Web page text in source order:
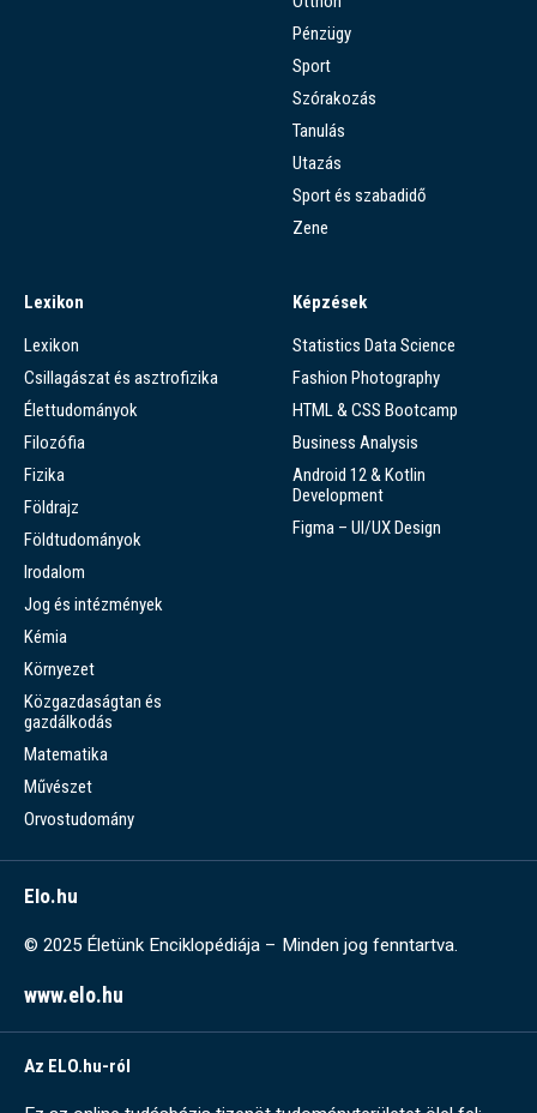
Pénzügy
Sport
Szórakozás
Tanulás
Utazás
Sport és szabadidő
Zene
Lexikon
Lexikon
Csillagászat és asztrofizika
Élettudományok
Filozófia
Fizika
Földrajz
Földtudományok
Irodalom
Jog és intézmények
Kémia
Környezet
Közgazdaságtan és
gazdálkodás
Matematika
Művészet
Orvostudomány
Képzések
Statistics Data Science
Fashion Photography
HTML & CSS Bootcamp
Business Analysis
Android 12 & Kotlin
Development
Figma – UI/UX Design
Elo.hu
© 2025 Életünk Enciklopédiája – Minden jog fenntartva.
www.elo.hu
Az ELO.hu-ról